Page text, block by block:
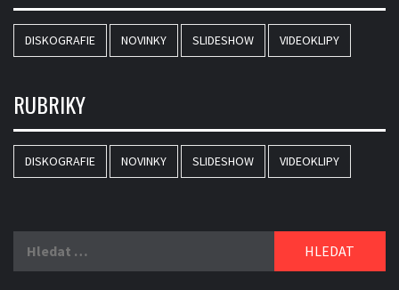
DISKOGRAFIE NOVINKY SLIDESHOW VIDEOKLIPY
RUBRIKY
DISKOGRAFIE NOVINKY SLIDESHOW VIDEOKLIPY